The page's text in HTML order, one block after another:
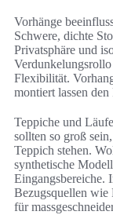
Vorhänge
Schwere, dichte
Privatsphäre und
Flexibilität.
montiert lassen
Teppiche und
sollten so groß
Teppich stehen.
synthetische
Eingangsbereiche.
Bezugsquellen wie
für